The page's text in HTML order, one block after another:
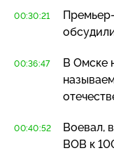
00:30:21
00:36:47
В Омске
00:40:52
Воевал,
ВОВ к